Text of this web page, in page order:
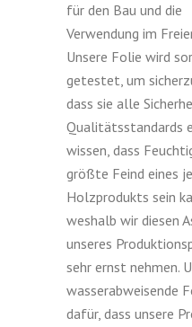
für den Bau und die
Verwendung im
Unsere Folie wird
getestet, um
dass sie alle
Qualitätsstandards
wissen, dass
größte Feind eines
Holzprodukts sein
weshalb wir diesen
unseres
sehr ernst nehmen.
wasserabweisende
dafür, dass unsere